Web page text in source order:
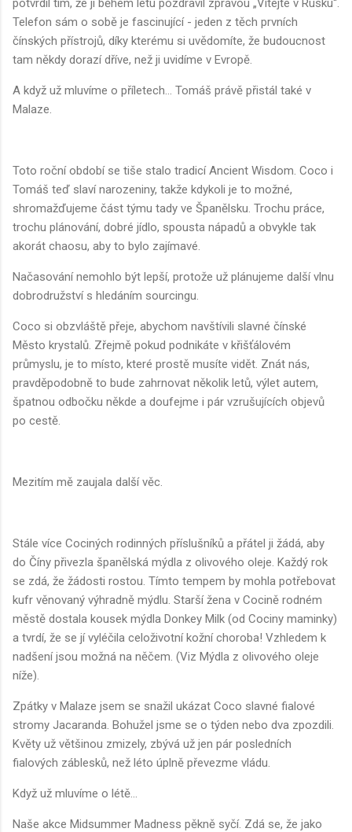
potvrdil tím, že ji během letu pozdravil zprávou „Vítejte v Rusku“.
Telefon sám o sobě je fascinující - jeden z těch prvních
čínských přístrojů, díky kterému si uvědomíte, že budoucnost
tam někdy dorazí dříve, než ji uvidíme v Evropě.
A když už mluvíme o příletech... Tomáš právě přistál také v
Malaze.
Toto roční období se tiše stalo tradicí Ancient Wisdom. Coco i
Tomáš teď slaví narozeniny, takže kdykoli je to možné,
shromažďujeme část týmu tady ve Španělsku. Trochu práce,
trochu plánování, dobré jídlo, spousta nápadů a obvykle tak
akorát chaosu, aby to bylo zajímavé.
Načasování nemohlo být lepší, protože už plánujeme další vlnu
dobrodružství s hledáním sourcingu.
Coco si obzvláště přeje, abychom navštívili slavné čínské
Město krystalů. Zřejmě pokud podnikáte v křišťálovém
průmyslu, je to místo, které prostě musíte vidět. Znát nás,
pravděpodobně to bude zahrnovat několik letů, výlet autem,
špatnou odbočku někde a doufejme i pár vzrušujících objevů
po cestě.
Mezitím mě zaujala další věc.
Stále více Cociných rodinných příslušníků a přátel ji žádá, aby
do Číny přivezla španělská mýdla z olivového oleje. Každý rok
se zdá, že žádosti rostou. Tímto tempem by mohla potřebovat
kufr věnovaný výhradně mýdlu. Starší žena v Cocině rodném
městě dostala kousek mýdla Donkey Milk (od Cociny maminky)
a tvrdí, že se jí vyléčila celoživotní kožní choroba! Vzhledem k
nadšení jsou možná na něčem. (Viz Mýdla z olivového oleje
níže).
Zpátky v Malaze jsem se snažil ukázat Coco slavné fialové
stromy Jacaranda. Bohužel jsme se o týden nebo dva zpozdili.
Květy už většinou zmizely, zbývá už jen pár posledních
fialových záblesků, než léto úplně převezme vládu.
Když už mluvíme o létě...
Naše akce Midsummer Madness pěkně syčí. Zdá se, že jako